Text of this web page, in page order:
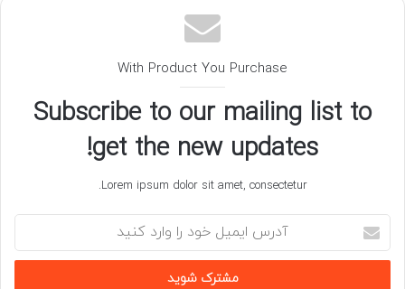
With Product You Purchase
Subscribe to our mailing list to
get the new updates!
Lorem ipsum dolor sit amet, consectetur.
آدرس
ایمیل
خود